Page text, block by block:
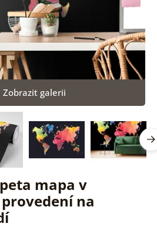
mapa v
na
Zobrazit galerii